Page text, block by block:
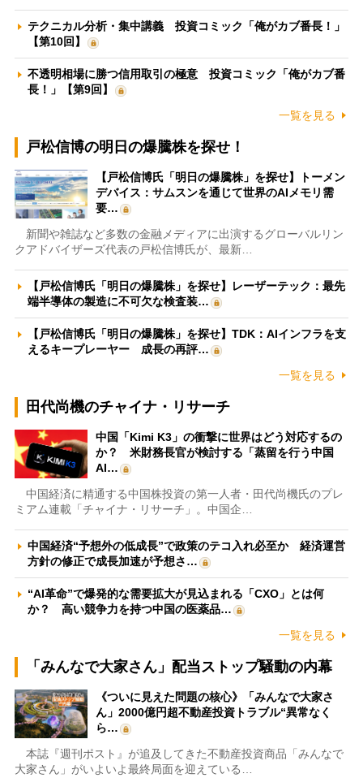
テクニカル分析・集中講義 投資コミック「俺がカブ番長！」
【第10回】
不透明相場に勝つ信用取引の極意 投資コミック「俺がカブ番
長！」【第9回】
一覧を見る
戸松信博の明日の爆騰株を探せ！
【戸松信博氏「明日の爆騰株」を探せ】トーメン
デバイス：サムスンを通じて世界のAIメモリ需
要…
新聞や雑誌など多数の金融メディアに出演するグローバルリン
クアドバイザーズ代表の戸松信博氏が、最新…
【戸松信博氏「明日の爆騰株」を探せ】レーザーテック：最先
端半導体の製造に不可欠な検査装…
【戸松信博氏「明日の爆騰株」を探せ】TDK：AIインフラを支
えるキープレーヤー 成長の再評…
一覧を見る
田代尚機のチャイナ・リサーチ
中国「Kimi K3」の衝撃に世界はどう対応するの
か？ 米財務長官が検討する「蒸留を行う中国
AI…
中国経済に精通する中国株投資の第一人者・田代尚機氏のプレ
ミアム連載「チャイナ・リサーチ」。中国企…
中国経済“予想外の低成長”で政策のテコ入れ必至か 経済運営
方針の修正で成長加速が予想さ…
“AI革命”で爆発的な需要拡大が見込まれる「CXO」とは何
か？ 高い競争力を持つ中国の医薬品…
一覧を見る
「みんなで大家さん」配当ストップ騒動の内幕
《ついに見えた問題の核心》「みんなで大家さ
ん」2000億円超不動産投資トラブル“異常なく
ら…
本誌『週刊ポスト』が追及してきた不動産投資商品「みんなで
大家さん」がいよいよ最終局面を迎えている…